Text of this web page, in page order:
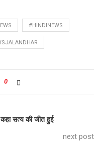
#HINDINEWS
0
सत्य की जीत हुई
next post